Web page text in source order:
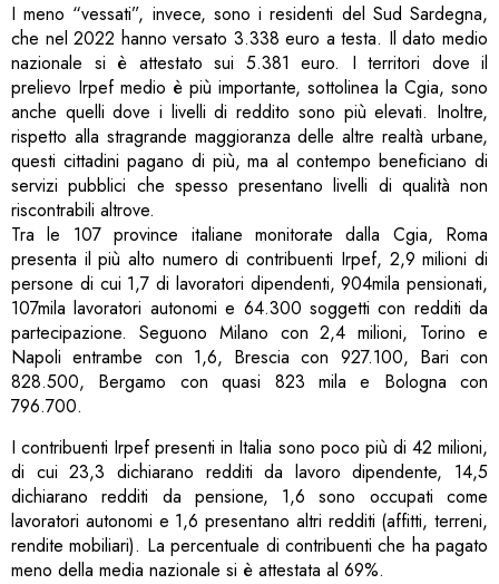
I meno “vessati”, invece, sono i residenti del Sud Sardegna,
che nel 2022 hanno versato 3.338 euro a testa. Il dato medio
nazionale si è attestato sui 5.381 euro. I territori dove il
prelievo Irpef medio è più importante, sottolinea la Cgia, sono
anche quelli dove i livelli di reddito sono più elevati. Inoltre,
rispetto alla stragrande maggioranza delle altre realtà urbane,
questi cittadini pagano di più, ma al contempo beneficiano di
servizi pubblici che spesso presentano livelli di qualità non
riscontrabili altrove.
Tra le 107 province italiane monitorate dalla Cgia, Roma
presenta il più alto numero di contribuenti Irpef, 2,9 milioni di
persone di cui 1,7 di lavoratori dipendenti, 904mila pensionati,
107mila lavoratori autonomi e 64.300 soggetti con redditi da
partecipazione. Seguono Milano con 2,4 milioni, Torino e
Napoli entrambe con 1,6, Brescia con 927.100, Bari con
828.500, Bergamo con quasi 823 mila e Bologna con
796.700.
I contribuenti Irpef presenti in Italia sono poco più di 42 milioni,
di cui 23,3 dichiarano redditi da lavoro dipendente, 14,5
dichiarano redditi da pensione, 1,6 sono occupati come
lavoratori autonomi e 1,6 presentano altri redditi (affitti, terreni,
rendite mobiliari). La percentuale di contribuenti che ha pagato
meno della media nazionale si è attestata al 69%.